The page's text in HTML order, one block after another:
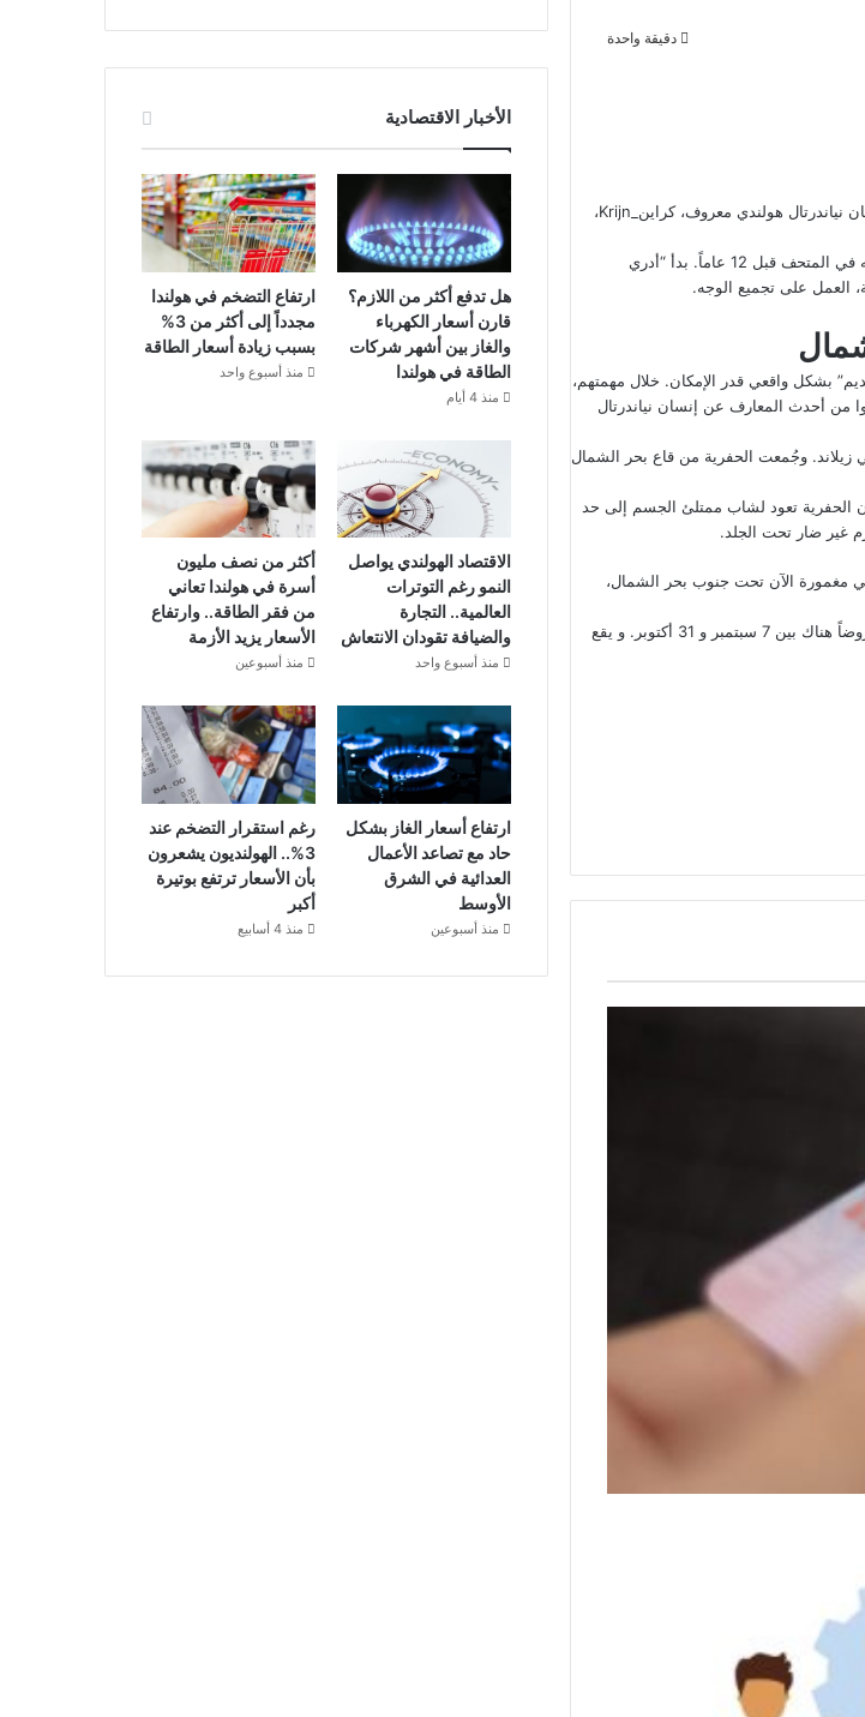
دقيقة واحدة
سيتم تقديم جزء من الجمجمة قريباً، في المتحف الوطني للآثار، مع إعادة بناء واقعية للوجه. لأول إنسان نياندرتال هولندي معروف، كراين_Krijn،
واستمر العمل على الوجه لسنوات، وفقا لما ذكره المتحف الوطني للآثار. وتم عرض جزء من جمجمته في المتحف قبل 12 عاماً. بدأ “أدري
العمل على تجميع الوجه.
بشكل واقعي قدر الإمكان. خلال مهمتهم،
من أحدث المعارف عن إنسان نياندرتال
عاش منذ أكثر من 50 إلى 70 ألف سنة. واكتشفت جمجمته قبل 20 عاماً في زيلاند. وجُمعت الحفرية من قاع بحر الشمال
الحفرية تعود لشاب ممتلئ الجسم إلى حد
غير ضار تحت الجلد.
مغمورة الآن تحت جنوب بحر الشمال،
وفي الوقت الحالي، سيجد الإنسان الهولندي القديم “كراين” منزله في المتحف الوطني. وسيكون معروضاً هناك بين 7 سبتمبر و 31 أكتوبر. و يقع
الأخبار الاقتصادية
هل تدفع أكثر من اللازم؟
قارن أسعار الكهرباء
والغاز بين أشهر شركات
الطاقة في هولندا
منذ 4 أيام
ارتفاع التضخم في هولندا
مجدداً إلى أكثر من 3%
بسبب زيادة أسعار الطاقة
منذ أسبوع واحد
الاقتصاد الهولندي يواصل
النمو رغم التوترات
العالمية.. التجارة
والضيافة تقودان الانتعاش
منذ أسبوع واحد
أكثر من نصف مليون
أسرة في هولندا تعاني
من فقر الطاقة.. وارتفاع
الأسعار يزيد الأزمة
منذ أسبوعين
ارتفاع أسعار الغاز بشكل
حاد مع تصاعد الأعمال
العدائية في الشرق
الأوسط
منذ أسبوعين
رغم استقرار التضخم عند
3%.. الهولنديون يشعرون
بأن الأسعار ترتفع بوتيرة
أكبر
منذ 4 أسابيع